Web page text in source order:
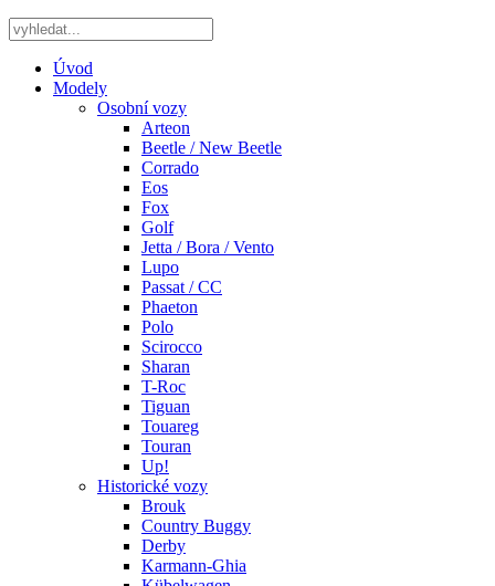
Úvod
Modely
Osobní vozy
Arteon
Beetle / New Beetle
Corrado
Eos
Fox
Golf
Jetta / Bora / Vento
Lupo
Passat / CC
Phaeton
Polo
Scirocco
Sharan
T-Roc
Tiguan
Touareg
Touran
Up!
Historické vozy
Brouk
Country Buggy
Derby
Karmann-Ghia